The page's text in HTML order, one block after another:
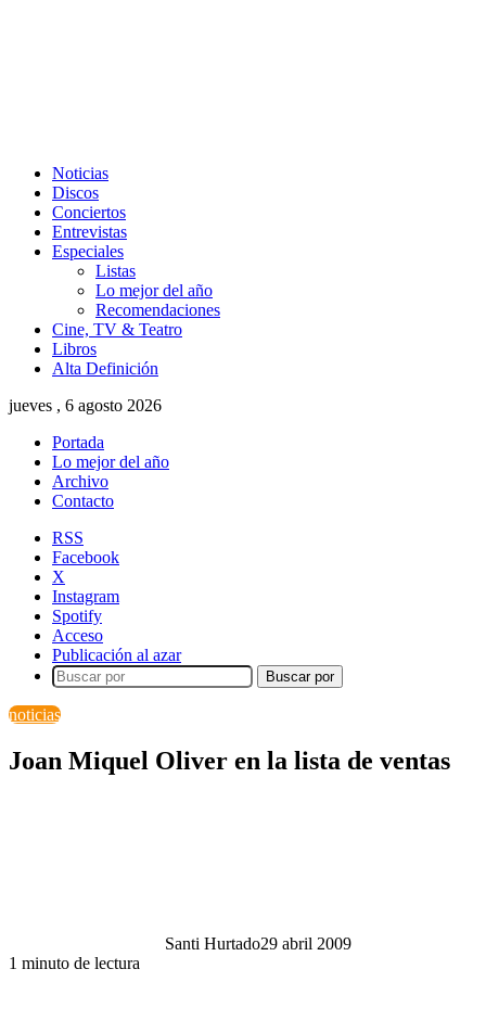
Noticias
Discos
Conciertos
Entrevistas
Especiales
Listas
Lo mejor del año
Recomendaciones
Cine, TV & Teatro
Libros
Alta Definición
jueves , 6 agosto 2026
Portada
Lo mejor del año
Archivo
Contacto
RSS
Facebook
X
Instagram
Spotify
Acceso
Publicación al azar
Buscar por
noticias
Joan Miquel Oliver en la lista de ventas
Santi Hurtado29 abril 2009
1 minuto de lectura